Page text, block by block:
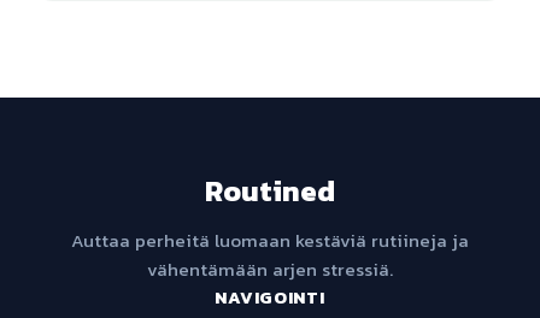
Routined
Auttaa perheitä luomaan kestäviä rutiineja ja
vähentämään arjen stressiä.
NAVIGOINTI